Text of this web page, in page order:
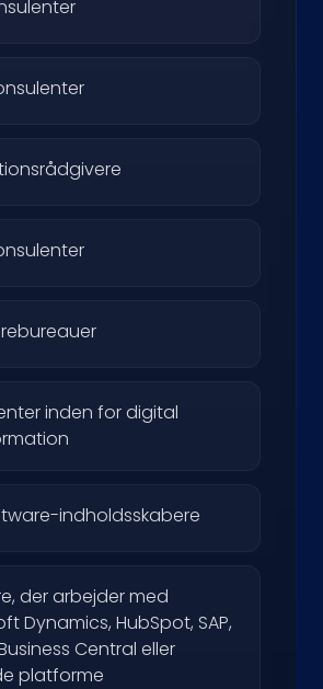
inden for digital
indholdsskabere
der arbejder med
Dynamics, HubSpot, SAP,
Central eller
platforme